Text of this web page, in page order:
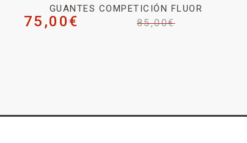
GUANTES COMPETICIÓN FLUOR
85,00€
75,00€